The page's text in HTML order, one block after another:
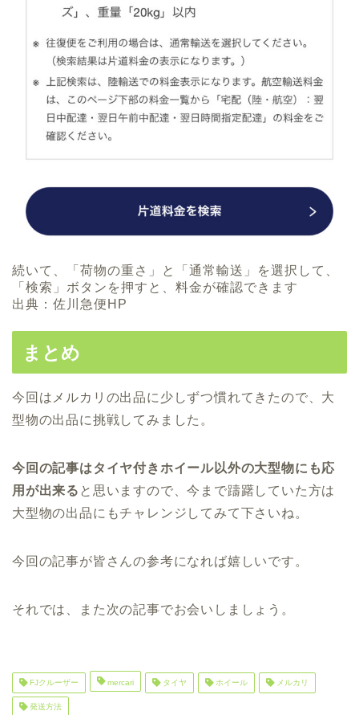
続いて、「荷物の重さ」と「通常輸送」を選択して、
「検索」ボタンを押すと、料金が確認できます
出典：佐川急便HP
まとめ
今回はメルカリの出品に少しずつ慣れてきたので、大
型物の出品に挑戦してみました。
今回の記事はタイヤ付きホイール以外の大型物にも応
用が出来る と思いますので、今まで躊躇していた方は
大型物の出品にもチャレンジしてみて下さいね。
今回の記事が皆さんの参考になれば嬉しいです。
それでは、また次の記事でお会いしましょう。
FJクルーザー mercari タイヤ ホイール メルカリ
発送方法